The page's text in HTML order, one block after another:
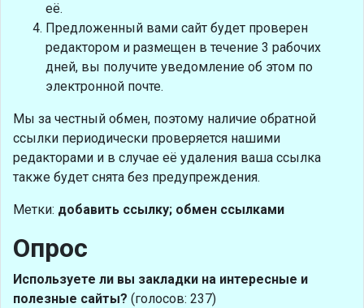
её.
Предложенный вами сайт будет проверен
редактором и размещен в течение 3 рабочих
дней, вы получите уведомление об этом по
электронной почте.
Мы за честный обмен, поэтому наличие обратной
ссылки периодически проверяется нашими
редакторами и в случае её удаления ваша ссылка
также будет снята без предупреждения.
Метки: добавить ссылку; обмен ссылками
Опрос
Используете ли вы закладки на интересные и
полезные сайты? (голосов: 237)